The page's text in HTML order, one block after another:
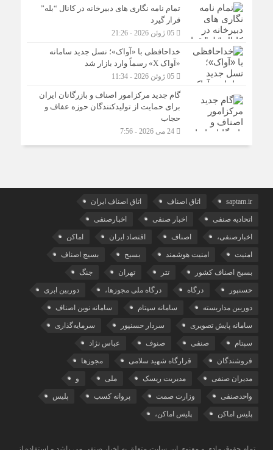
تمام نامه نگاری های دبیرخانه در کانال “بله”
قرار گیرد
05 ژوئن 2026 - 21:26
خداحافظی با «آواک»؛ نسل جدید سامانه
«آواک X» رسماً وارد بازار شد
05 ژوئن 2026 - 11:34
گام جدید مرکزامور اصناف و بازرگانان ایران
برای حمایت از تولیدکنندگان حوزه عفاف و
حجاب
24 می 2026 - 7:56
saptam.ir اتاق اصناف اتاق اصناف ایران
اتحادیه صنفی اخبار صنفی اخبارصنفی
اخبارصنفی، اصناف اقتصاد ایران اماکن
امنیت امنیت هوشمند بسیج بسیج اصناف
بسیج اصناف کشور تتر تهران جنگ
حسنپور درگاه درگاه ملی مجوزها، دوربین ابری
دوربین مداربسته سامانه سپتام سامانه نوین اصناف
سامانه پایش تصویری سردار حسنپور سرمایه‌گذاری
سپتام صنفی صنوف عباس نژاد
فروشندگان قرارگاه شهید سلامی مجوزها
مدیران صنفی مدیریت ریسک ملی و
واحدصنفی وزارت صمت پروانه کسب پلیس
پلیس اماکن پلیس اماکن،